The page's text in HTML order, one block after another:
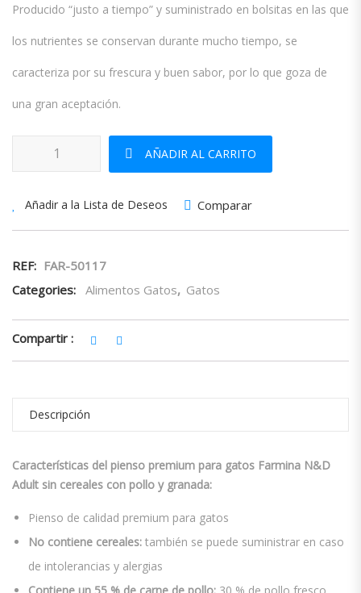
Producido “justo a tiempo” y suministrado en bolsitas en las que
los nutrientes se conservan durante mucho tiempo, se
caracteriza por su frescura y buen sabor, por lo que goza de
una gran aceptación.
AÑADIR AL CARRITO
Añadir a la Lista de Deseos Comparar
REF: FAR-50117
Categories: Alimentos Gatos, Gatos
Compartir :
Descripción
Características del pienso premium para gatos Farmina N&D
Adult sin cereales con pollo y granada:
Pienso de calidad premium para gatos
No contiene cereales: también se puede suministrar en caso
de intolerancias y alergias
Contiene un 55 % de carne de pollo: 30 % de pollo fresco